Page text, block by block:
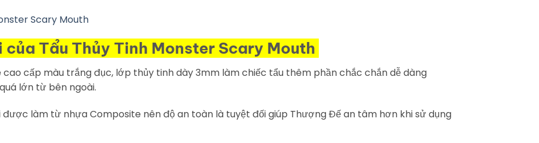
Tẩu Thủy Tinh Monster Scary Mouth
cấp màu trắng đục, lớp thủy tinh dày 3mm làm chiếc tẩu thêm phần chắc chắn dễ dàng
lớn từ bên ngoài.
được làm từ nhựa Composite nên độ an toàn là tuyệt đối giúp Thượng Đế an tâm hơn khi sử dụng